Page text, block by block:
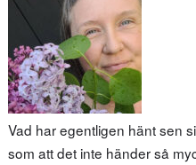
Vad har egentligen hänt sen
som att det inte händer så